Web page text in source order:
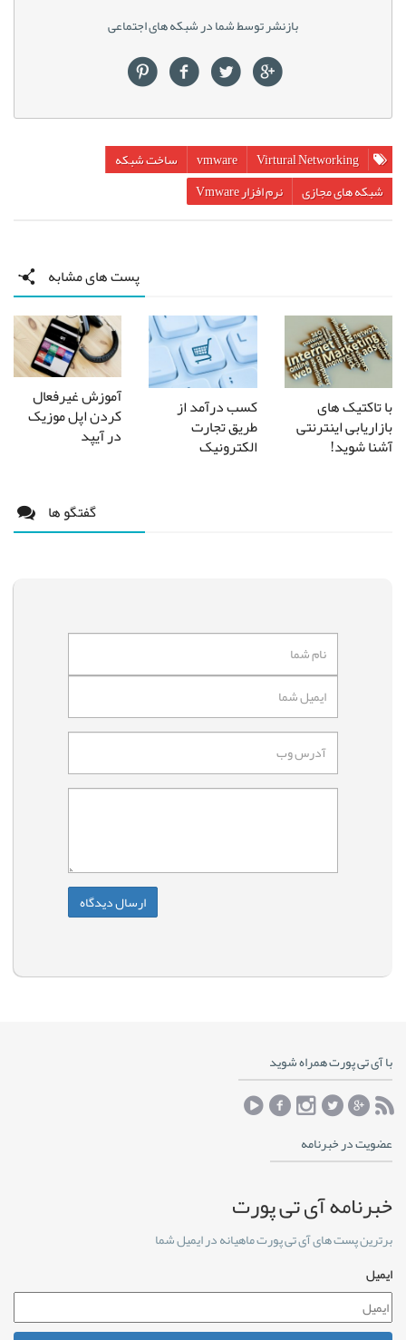
بازنشر توسط شما در شبکه های اجتماعی
Virtural Networking
vmware
ساخت شبکه
شبکه های مجازی
نرم افزار Vmware
پست های مشابه
با تاکتیک های
بازاریابی اینترنتی
آشنا شوید!
کسب درآمد از
طریق تجارت
الکترونیک
آموزش غیرفعال
کردن اپل موزیک
در آیپد
گفتگو ها
با آی تی پورت همراه شوید
عضویت در خبرنامه
خبرنامه آی تی پورت
برترین پست های آی تی پورت ماهیانه در ایمیل شما
ایمیل